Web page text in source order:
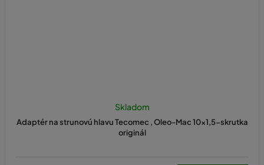
Adaptér na strunovú hlavu Tecomec , Oleo-Mac 10x1,5-skrutka
originál
Skladom